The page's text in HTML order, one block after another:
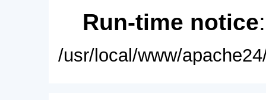
Run-time notice
/usr/local/www/